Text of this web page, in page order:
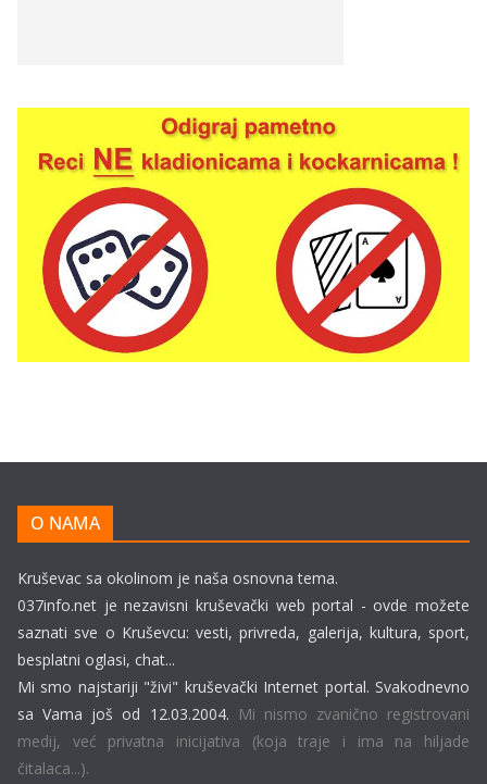
O NAMA
Kruševac sa okolinom je naša osnovna tema.
037info.net je nezavisni kruševački web portal - ovde možete
saznati sve o Kruševcu: vesti, privreda, galerija, kultura, sport,
besplatni oglasi, chat...
Mi smo najstariji "živi" kruševački Internet portal. Svakodnevno
sa Vama još od 12.03.2004. Mi nismo zvanično registrovani
medij, već privatna inicijativa (koja traje i ima na hiljade
čitalaca...).